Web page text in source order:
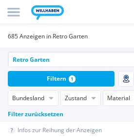
685 Anzeigen in Retro Garten
Bundesland Zustand Material
Filter zurücksetzen
Filtern 1
Infos zur Reihung der Anzeigen